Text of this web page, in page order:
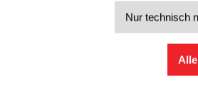
Nur technisch
Ich möchte den Schmidt-Spiele-Newsletter